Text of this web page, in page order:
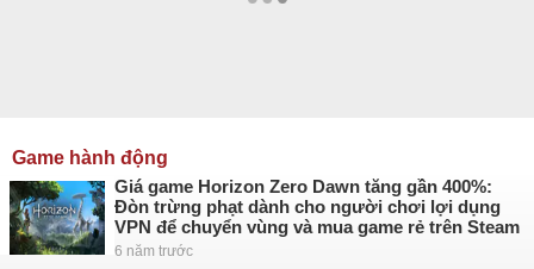
Game hành động
Giá game Horizon Zero Dawn tăng gần 400%:
Đòn trừng phạt dành cho người chơi lợi dụng
VPN để chuyển vùng và mua game rẻ trên Steam
6 năm trước